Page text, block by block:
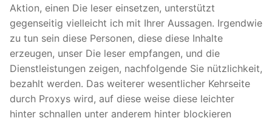
Aktion, einen Die leser einsetzen, unterstützt
gegenseitig vielleicht ich mit Ihrer Aussagen. Irgendwie
zu tun sein diese Personen, diese diese Inhalte
erzeugen, unser Die leser empfangen, und die
Dienstleistungen zeigen, nachfolgende Sie nützlichkeit,
bezahlt werden. Das weiterer wesentlicher Kehrseite
durch Proxys wird, auf diese weise diese leichter
hinter schnallen unter anderem hinter blockieren